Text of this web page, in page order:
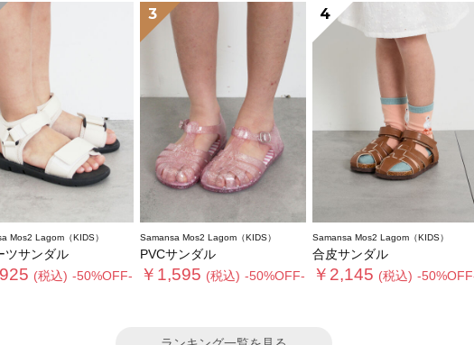
Mos2 Lagom（KIDS）
ツサンダル
(税込) -50%OFF-
3
Samansa Mos2 Lagom（KIDS）
PVCサンダル
￥1,595 (税込) -50%OFF-
4
Samansa Mos2 Lagom（KIDS）
合皮サンダル
￥2,145 (税込) -